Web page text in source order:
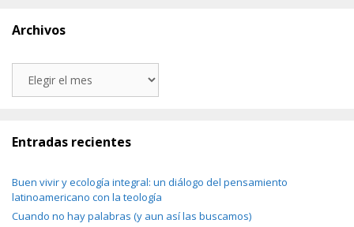
Archivos
Entradas recientes
Buen vivir y ecología integral: un diálogo del pensamiento
latinoamericano con la teología
Cuando no hay palabras (y aun así las buscamos)